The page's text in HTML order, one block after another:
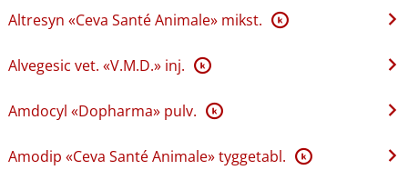
Altresyn «Ceva Santé Animale» mikst. K
Alvegesic vet. «V.M.D.» inj. K
Amdocyl «Dopharma» pulv. K
Amodip «Ceva Santé Animale» tyggetabl. K